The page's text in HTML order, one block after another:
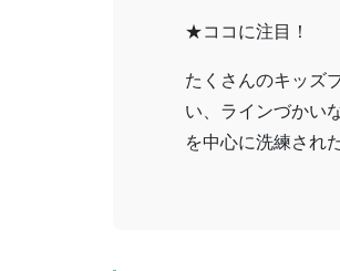
★ココに注目！
たくさんのキッズ
い、ラインづかい
を中心に洗練され